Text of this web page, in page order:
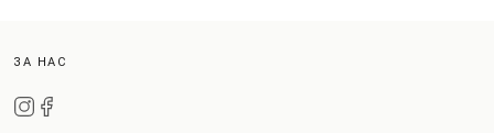
ЗА НАС